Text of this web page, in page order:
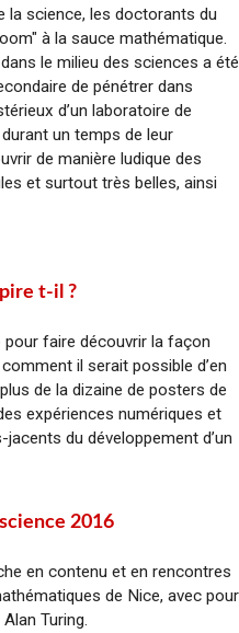
la science, les doctorants du
à la sauce mathématique.
le milieu des sciences a été
de pénétrer dans
d’un laboratoire de
un temps de leur
de manière ludique des
et surtout très belles, ainsi
t-il ?
faire découvrir la façon
il serait possible d’en
de la dizaine de posters de
expériences numériques et
du développement d’un
2016
en contenu et en rencontres
de Nice, avec pour
Turing.